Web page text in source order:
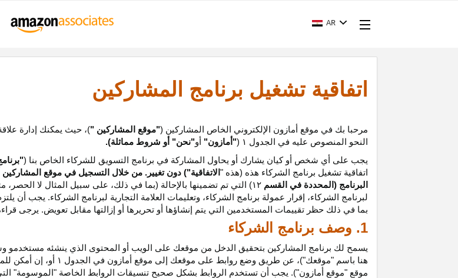
AR
اتفاقية تشغيل برنامج المشاركين
مرحبا بك في موقع أمازون الإلكتروني الخاص المشاركين ("موقع المشاركين ")، حيث يمكنك إدارة
النحو المنصوص عليه في الجدول ۱ ( "أمازون" أو"نحن" أو شروط مماثلة).
يجب على أي شخص أو كيان يشارك أو يحاول المشاركة في برنامج التسويق للشركاء الخاص بنا (
اتفاقية تشغيل برنامج الشركاء هذه (هذه " الاتفاقية") دون تغيير. من خلال التسجيل في موقع المشاركين
البرنامج (المحددة في القسم ۱۲) التي تم تضمينها بالإحالة (بما في ذلك، على سبيل المثال لا
لبرنامج الشركاء،
إقرار عمولة برنامج الشركاء، وتعليمات العلامة التجارية لبرنامج الشركاء. يجب أن
بما في ذلك حظر تقييمات المستخدمين التي يتم إنشاؤها أو تحريرها أو إزالتها مقابل تعويض. يرجى
1. وصف برنامج الشركاء
يسمح لك برنامج المشاركين بتحقيق الدخل من موقعك على الويب أو المحتوى الذي ينشئه مستخدمو
هنا باسم "موقعك")، عن طريق وضع روابط على موقعك إلى موقع أمازون في الجدول ۱ أو، إن أمكن
موقع "موقع أمازون"). يجب أن تستخدم الروابط بشكل صحيح تنسيقات الروابط الخاصة "الموسومة" التي